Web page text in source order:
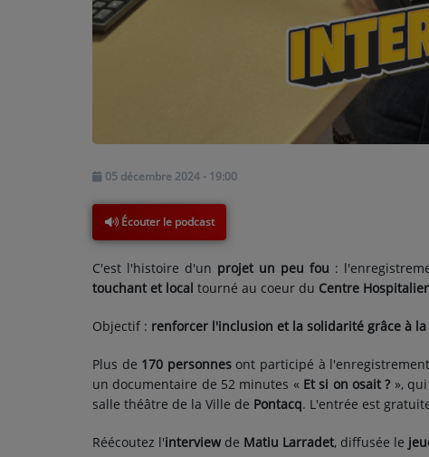
CRÉATIONS AUDIOVISUELLES
VIDÉOS | L’ŒIL DE L'OIE
VIDÉOS | JEUX
PARTENAIRES
05 décembre 2024 - 19:00
Écouter le podcast
C'est l'histoire d'un projet un peu fou :
touchant et local tourné au coeur du Centre
Objectif : renforcer l'inclusion et la solidarité grâce à
Plus de 170 personnesont participé à
un documentaire de 52 minutes « Et si on osait ? »,
salle théâtre de la Ville de Pontacq. L'entrée est
Réécoutez l'interview de Matiu Larradet, diffusée le